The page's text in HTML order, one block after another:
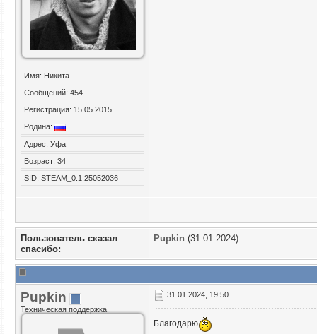
Имя: Никита
Сообщений: 454
Регистрация: 15.05.2015
Родина:
Адрес: Уфа
Возраст: 34
SID: STEAM_0:1:25052036
Пользователь сказал
cпасибо:
Puрkin (31.01.2024)
Puрkin
Техническая поддержка
31.01.2024, 19:50
Благодарю